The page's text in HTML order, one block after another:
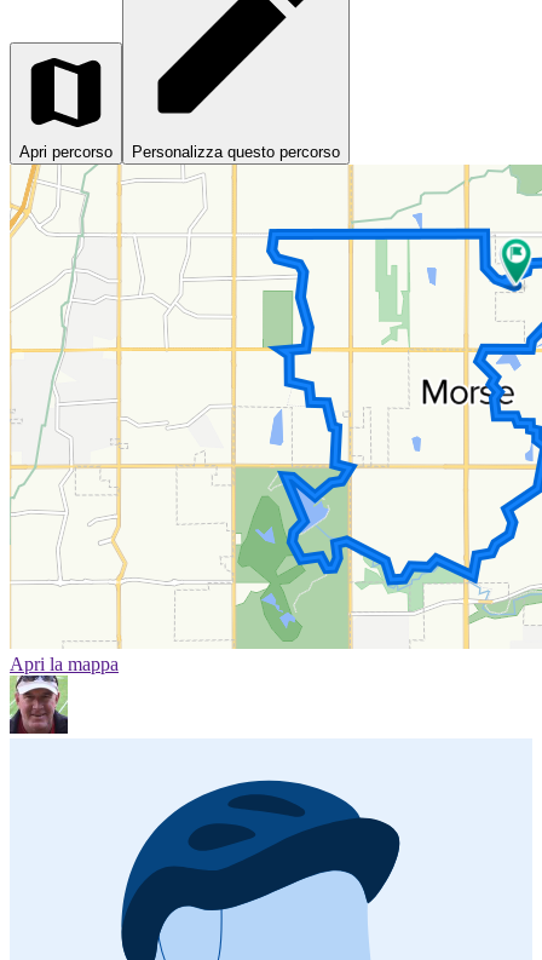
Apri percorso Personalizza questo percorso
Apri la mappa